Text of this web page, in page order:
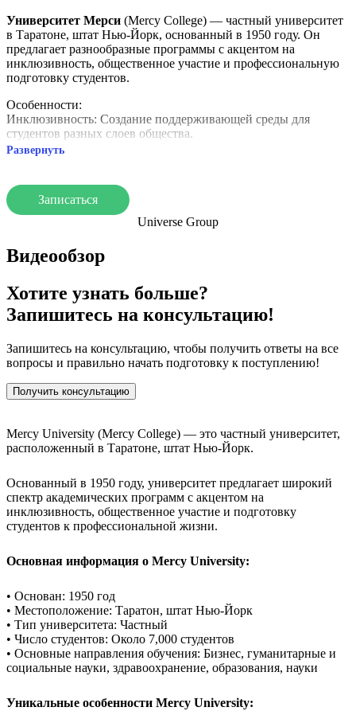
Университет Мерси (Mercy College) — частный университет
в Таратоне, штат Нью-Йорк, основанный в 1950 году. Он
предлагает разнообразные программы с акцентом на
инклюзивность, общественное участие и профессиональную
подготовку студентов.
Особенности:
Инклюзивность: Создание поддерживающей среды для
студентов разных слоев общества.
Общественное вовлечение: Возможности для волонтерства и
практическое применение знаний.
Студенческая жизнь:
Клубы и организации: Более 100 клубов и активностей.
Спорт: Участие в соревнованиях NCAA Division II.
Культура: Множество культурных мероприятий и выставок.
Рейтинги:
Аккредитация: Подтверждение высокого уровня обучения.
Высокие позиции в рейтингах: Особенно в области бизнеса и
Mercy University — это университет с качественным
образованием и сильной общественной направленностью.
Развернуть
Записаться
Universe Group
Видеообзор
Хотите узнать больше?
Запишитесь на консультацию!
Запишитесь на консультацию, чтобы получить ответы на все
вопросы и правильно начать подготовку к поступлению!
Получить консультацию
Mercy University (Mercy College) — это частный университет,
расположенный в Таратоне, штат Нью-Йорк.
Основанный в 1950 году, университет предлагает широкий
спектр академических программ с акцентом на
инклюзивность, общественное участие и подготовку
студентов к профессиональной жизни.
Основная информация о Mercy University:
• Основан: 1950 год
• Местоположение: Таратон, штат Нью-Йорк
• Тип университета: Частный
• Число студентов: Около 7,000 студентов
• Основные направления обучения: Бизнес, гуманитарные и
социальные науки, здравоохранение, образования, науки
Уникальные особенности Mercy University: